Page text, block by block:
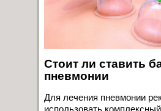
Стоит ли ставить
пневмонии
Для лечения пневмонии